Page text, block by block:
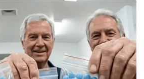
എന്നിവയുടെയും ഇന്ത്യൻ
ഏകോപനത്തിലൂടെയാണ്
യാത്ര ഉറപ്പാക്കിയത്.
LPG tanker symi